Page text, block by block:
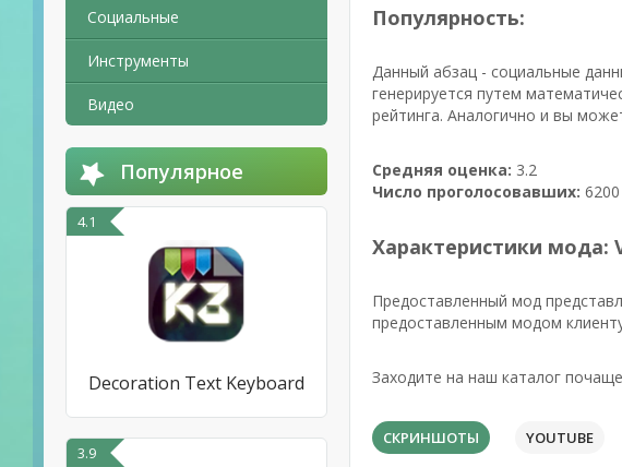
Социальные
Инструменты
Видео
Популярное
4.1
Decoration Text Keyboard
3.9
Популярность:
Данный абзац - социальные
генерируется путем
рейтинга. Аналогично и вы
Средняя оценка: 3.2
Число проголосовавших: 6200
Характеристики
Предоставленный мод
предоставленным модом
Заходите на наш каталог
СКРИНШОТЫ YOUTUBE